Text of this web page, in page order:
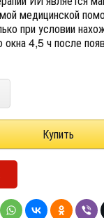
медицинской
при условии
окна 4,5 ч после